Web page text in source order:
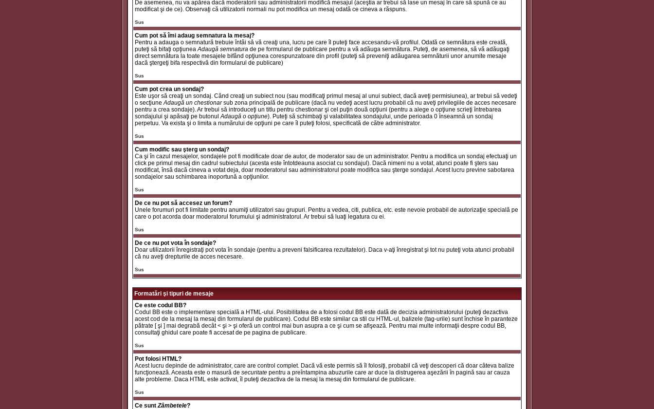
De asemenea, nu va apărea dacă moderatorii sau administratorii modifică mesajul (aceştia ar trebui să lase un mesaj în care să spună ce au
modificat şi de ce). Observaţi că utilizatorii normali nu pot modifica un mesaj odată ce cineva a răspuns.
Sus
Cum pot să îmi adaug semnatura la mesaj?
Pentru a adauga o semnatură trebuie întâi să vă creaţi una, lucru pe care îl puteţi face accesandu-vă profilul. Odată ce semnătura este creată,
puteţi să bifaţi opţiuneaAdaugă semnatura de pe formularul de publicare pentru a vă adăuga semnătura. Puteţi, de asemenea, să vă adăugaţi
direct semnătura la toate mesajele bifând opţiunea corespunzatoare din profil (puteţi să preveniţi adăugarea semnăturii unor anumite mesaje
dacă ştergeţi bifa respectivă din formularul de publicare)
Sus
Cum pot crea un sondaj?
Este uşor să creaţi un sondaj. Când creaţi un subiect nou (sau modificaţi primul mesaj al unui subiect, dacă aveţi permisiunea), ar trebui să vedeţi
o secţiuneAdaugă un chestionarsub zona principală de publicare (dacă nu vedeţi acest lucru probabil că nu aveţi privilegiile de acces necesare
pentru a crea sondaje). Ar trebui să introduceţi un titlu pentru chestionar şi cel puţin două opţiuni (pentru a alege o opţiune scrieţi întrebarea
sondajului şi apăsaţi pe butonulAdaugă o opţiune). Puteţi să schimbaţi şi valabilitatea sondajului, unde perioada 0 înseamnă un sondaj
perpetuu. Va exista şi o limita a numărului de opţiuni pe care îl puteţi folosi, specificată de către administrator.
Sus
Cum modific sau şterg un sondaj?
Ca şi în cazul mesajelor, sondajele pot fi modificate doar de autor, de moderator sau de un administrator. Pentru a modifica un sondaj efectuaţi un
click pe primul mesaj din cadrul subiectului (acesta este întotdeauna asociat cu sondajul). Dacă nimeni nu a votat, atunci poate fi şters sau
modificat, însă dacă cineva a votat deja, doar moderatorul sau administratorul poate modifica sau şterge sondajul. Acest lucru previne sabotarea
sondajelor sau schimbarea inoportună a opţiunilor.
Sus
De ce nu pot să accesez un forum?
Unele forumuri pot fi limitate pentru anumiţi utilizatori sau grupuri. Pentru a vedea, citi, publica, etc. este nevoie probabil de autorizaţie specială pe
care o pot acorda doar moderatorul forumului şi administratorul. Ar trebui să luaţi legatura cu ei.
Sus
De ce nu pot vota în sondaje?
Doar utilizatorii înregistraţi pot vota în sondaje (pentru a preveni falsificarea rezultatelor). Daca v-aţi înregistrat şi tot nu puteţi vota atunci probabil
că nu aveţi drepturile de acces necesare.
Sus
Formatări şi tipuri de mesaje
Ce este codul BB?
Codul BB este o implementare specială a HTML-ului. Posibilitatea de a folosi codul BB este dată de decizia administratorului (puteţi dezactiva
acest cod de la mesaj la mesaj din formularul de publicare). Codul BB este similar ca stil cu HTML-ul, balizele (tag-urile) sunt închise în paranteze
pătrate [ şi ] mai degrabă decât < şi > şi oferă un control mai bun asupra a ce şi cum se afişează. Pentru mai multe informaţii despre codul BB,
consultaţi ghidul care poate fi accesat de pe pagina de publicare.
Sus
Pot folosi HTML?
Acest lucru depinde de administrator, care are control complet. Dacă vă este permis să îl folosiţi, probabil că veţi descoperi că doar câteva balize
funcţionează. Aceasta este o masură de securitate pentru a preîntampina abuzurile care ar duce la distrugerea aşezării în pagină sau ar cauza
alte probleme. Daca HTML este activat, îl puteţi dezactiva de la mesaj la mesaj din formularul de publicare.
Sus
Ce suntZâmbetele?